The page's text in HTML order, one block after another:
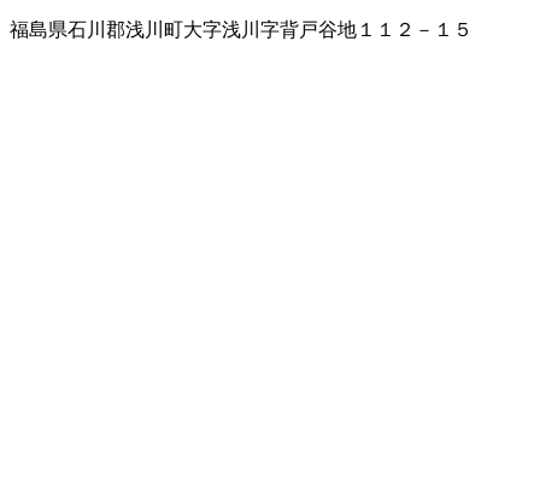
福島県石川郡浅川町大字浅川字背戸谷地１１２－１５